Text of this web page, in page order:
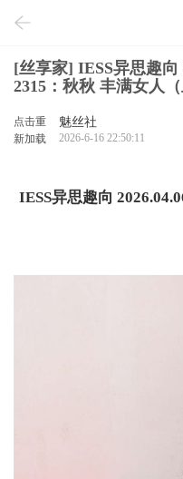
[丝享家] IESS异思趣向
2315：秋秋 丰满女人（
点击重
新加载
魅丝社
2026-6-16 22:50:11
IESS异思趣向